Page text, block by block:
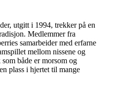
utgitt i 1994, trekker på en
Medlemmer fra
samarbeider med erfarne
mellom nissene og
både er morsom og
plass i hjertet til mange